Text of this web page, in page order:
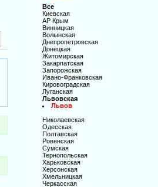
Все
Киевская
АР Крым
Винницкая
Волынская
Днепропетровская
Донецкая
Житомирская
Закарпатская
Запорожская
Ивано-Франковская
Кировоградская
Луганская
Львовская
Львов
Николаевская
Одесская
Полтавская
Ровенская
Сумская
Тернопольская
Харьковская
Херсонская
Хмельницкая
Черкасская